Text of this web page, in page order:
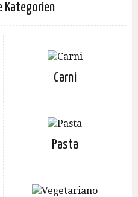
Kategorien
Carni
Pasta